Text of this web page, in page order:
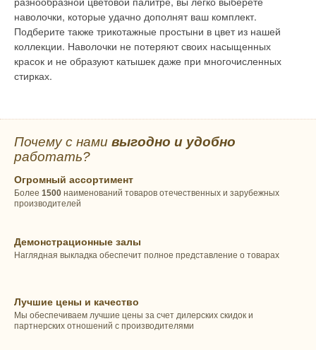
наволочки, которые удачно дополнят ваш комплект.
Подберите также трикотажные простыни в цвет из нашей
коллекции. Наволочки не потеряют своих насыщенных
красок и не образуют катышек даже при многочисленных
стирках.
Почему с нами выгодно и удобно
работать?
Огромный ассортимент
Более 1500 наименований товаров отечественных и зарубежных
производителей
Демонстрационные залы
Наглядная выкладка обеспечит полное представление о товарах
Лучшие цены и качество
Мы обеспечиваем лучшие цены за счет дилерских скидок и
партнерских отношений с производителями